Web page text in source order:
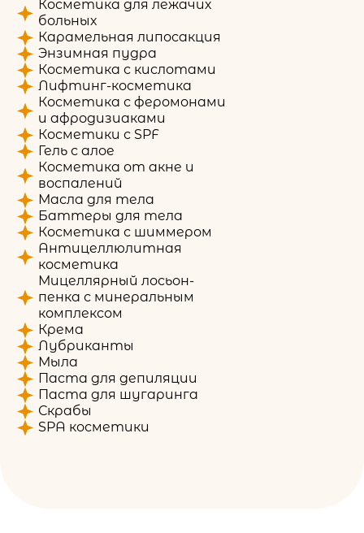
Косметика для лежачих
больных
Карамельная липосакция
Энзимная пудра
Косметика с кислотами
Лифтинг-косметика
Косметика с феромонами
и афродизиаками
Косметики с SPF
Гель с алое
Косметика от акне и
воспалений
Масла для тела
Баттеры для тела
Косметика с шиммером
Антицеллюлитная
косметика
Мицеллярный лосьон-
пенка с минеральным
комплексом
Крема
Лубриканты
Мыла
Паста для депиляции
Паста для шугаринга
Скрабы
SPA косметики